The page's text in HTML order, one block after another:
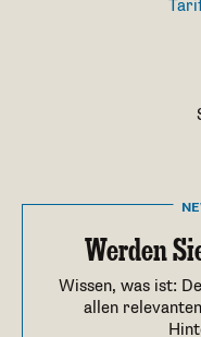
Werden
Wissen, was ist:
allen